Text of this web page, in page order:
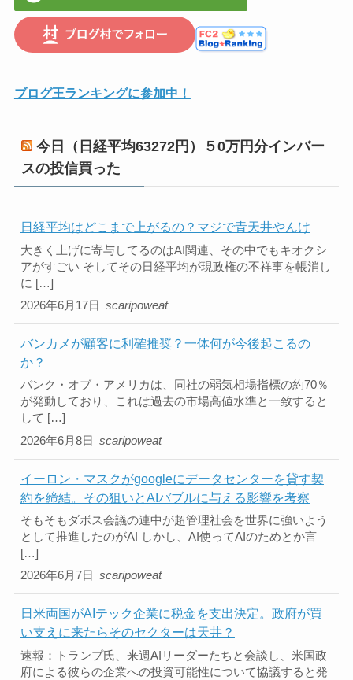
ブログ王ランキングに参加中！
今日（日経平均63272円）５0万円分インバー
スの投信買った
日経平均はどこまで上がるの？マジで青天井やんけ
2026年6月17日
大きく上げに寄与してるのはAI関連、その中でもキオクシ
アがすごい そしてその日経平均が現政権の不祥事を帳消し
に […]
scaripoweat
バンカメが顧客に利確推奨？一体何が今後起こるの
か？
2026年6月8日
バンク・オブ・アメリカは、同社の弱気相場指標の約70％
が発動しており、これは過去の市場高値水準と一致すると
して […]
scaripoweat
イーロン・マスクがgoogleにデータセンターを貸す契
約を締結。その狙いとAIバブルに与える影響を考察
2026年6月7日
そもそもダボス会議の連中が超管理社会を世界に強いよう
として推進したのがAI しかし、AI使ってAIのためとか言
[…]
scaripoweat
日米両国がAIテック企業に税金を支出決定。政府が買
い支えに来たらそのセクターは天井？
速報：トランプ氏、来週AIリーダーたちと会談し、米国政
府による彼らの企業への投資可能性について協議すると発